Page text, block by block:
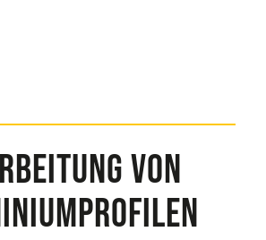
VON